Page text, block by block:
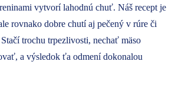
vytvorí lahodnú chuť. Náš recept je
rovnako dobre chutí aj pečený v rúre či
trochu trpezlivosti, nechať mäso
a výsledok ťa odmení dokonalou